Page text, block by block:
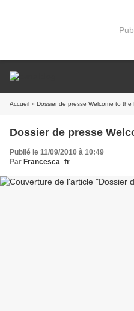
Accueil » Dossier de presse Welcome to the
Dossier de presse
Publié le 11/09/2010 à 10:49
Par Francesca_fr